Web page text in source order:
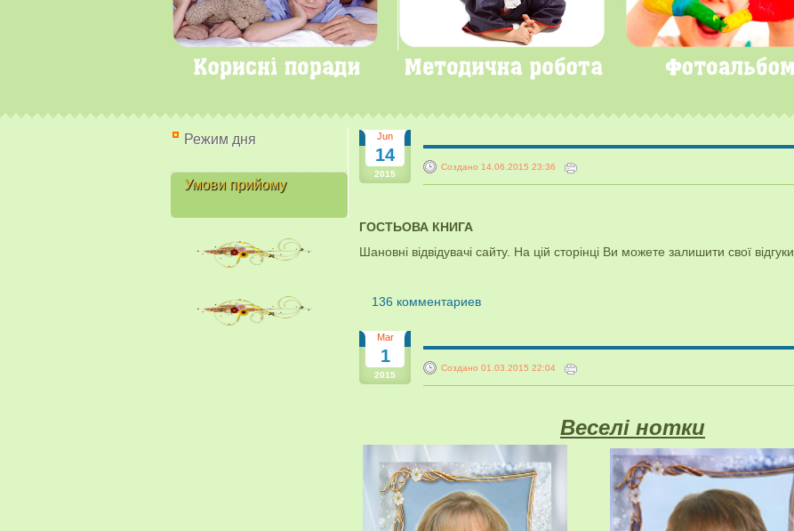
Режим дня
Умови прийому
Jun
14
2015
Создано 14.06.2015 23:36
ГОСТЬОВА КНИГА
Шановні відвідувачі сайту. На цій сторінці Ви можете залишити свої відгуки.
136 комментариев
Mar
1
2015
Создано 01.03.2015 22:04
Веселі нотки